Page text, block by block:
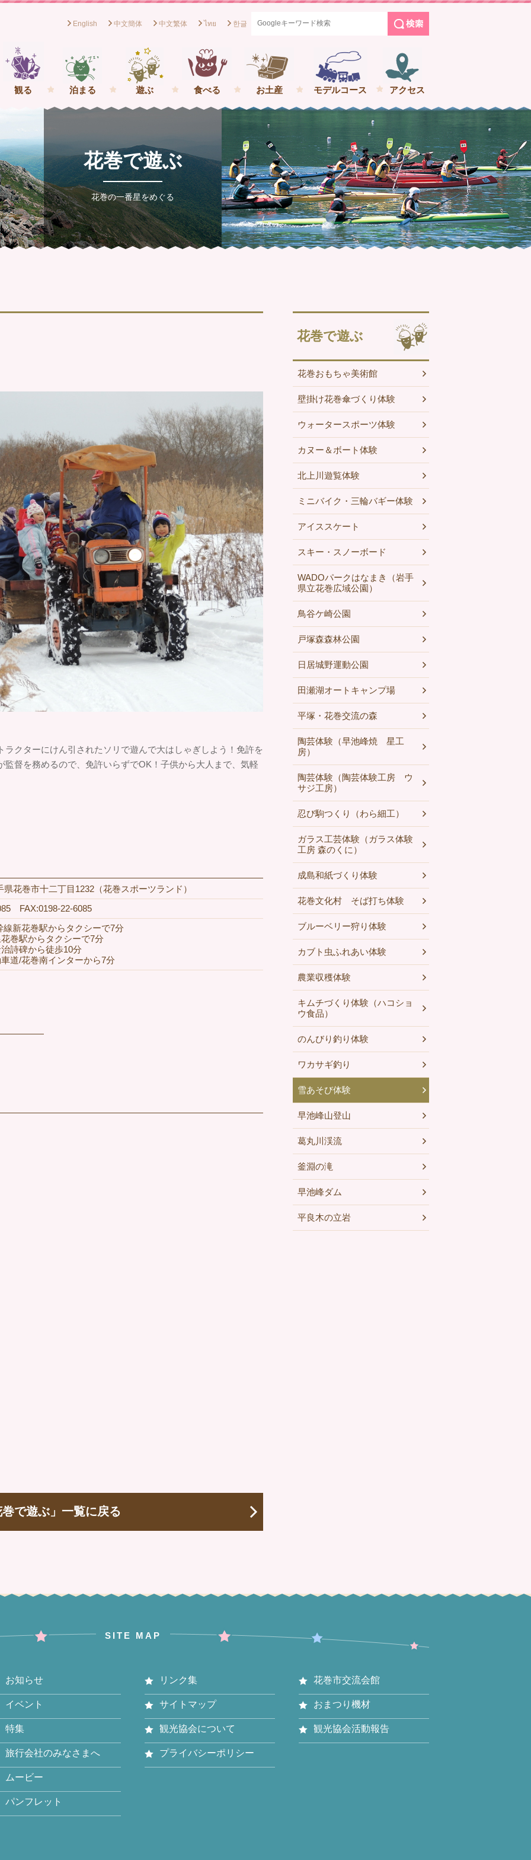
社団法人花巻観光協会[岩手県花巻市] イーハトーブの一番星をめぐる花巻の旅
English 中文簡体 中文繁体 ไทย 한글
観る 泊まる 遊ぶ 食べる お土産 モデルコース アクセス
花巻で遊ぶ
花巻の一番星をめぐる
クターにけん引されたソリで遊んで大はしゃぎしよう！免許を
督を務めるので、免許いらずでOK！子供から大人まで、気軽
県花巻市十二丁目1232（花巻スポーツランド）
FAX:0198-22-6085
新花巻駅からタクシーで7分
からタクシーで7分
詩碑から徒歩10分
道/花巻南インターから7分
で遊ぶ」一覧に戻る
花巻で遊ぶ
花巻おもちゃ美術館
壁掛け花巻傘づくり体験
ウォータースポーツ体験
カヌー＆ボート体験
北上川遊覧体験
ミニバイク・三輪バギー体験
アイススケート
スキー・スノーボード
WADOパークはなまき（岩手
県立花巻広域公園）
鳥谷ケ崎公園
戸塚森森林公園
日居城野運動公園
田瀬湖オートキャンプ場
平塚・花巻交流の森
陶芸体験（早池峰焼 星工
房）
陶芸体験（陶芸体験工房 ウ
サジ工房）
忍び駒つくり（わら細工）
ガラス工芸体験（ガラス体験
工房 森のくに）
成島和紙づくり体験
花巻文化村 そば打ち体験
ブルーベリー狩り体験
カブト虫ふれあい体験
農業収穫体験
キムチづくり体験（ハコショ
ウ食品）
のんびり釣り体験
ワカサギ釣り
雪あそび体験
早池峰山登山
葛丸川渓流
釜淵の滝
早池峰ダム
平良木の立岩
SITE MAP
お知らせ
イベント
特集
旅行会社のみなさまへ
ムービー
パンフレット
リンク集
サイトマップ
観光協会について
プライバシーポリシー
花巻市交流会館
おまつり機材
観光協会活動報告